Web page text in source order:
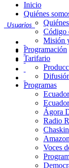
Usuarios
Inicio
Quiénes
Código
Misión
Programación
Tarifario
Programas
Ágora
Radio
Voces